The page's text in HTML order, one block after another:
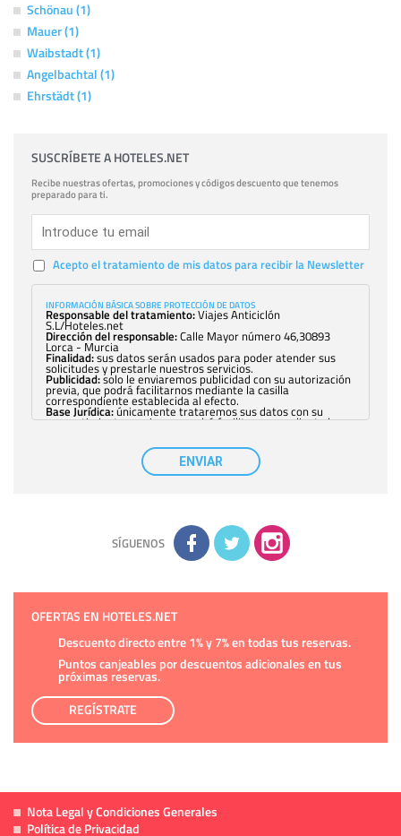
Schönau (1)
Mauer (1)
Waibstadt (1)
Angelbachtal (1)
Ehrstädt (1)
SUSCRÍBETE A HOTELES.NET
Recibe nuestras ofertas, promociones y códigos descuento que tenemos
preparado para ti.
Acepto el tratamiento de mis datos para recibir la Newsletter
INFORMACIÓN BÁSICA SOBRE PROTECCIÓN DE DATOS
Responsable del tratamiento:Viajes Anticiclón
S.L/Hoteles.net
Dirección del responsable:Calle Mayor número 46,30893
Lorca - Murcia
Finalidad:sus datos serán usados para poder atender sus
solicitudes y prestarle nuestros servicios.
Publicidad:solo le enviaremos publicidad con su autorización
previa, que podrá facilitarnos mediante la casilla
correspondiente establecida al efecto.
Base Jurídica:únicamente trataremos sus datos con su
consentimiento previo, que podrá facilitarnos mediante la
con carácter general, sólo el personal de
nuestra entidad que esté debidamente autorizado podrá
tener conocimiento de la información que le pedimos. No se
comunicarán datos a terceros.
adicional y detallada sobre cómo tratamos sus datos en la
política de privacidad
ENVIAR
SÍGUENOS
OFERTAS EN HOTELES.NET
Descuento directo entre 1% y 7% en todas tus reservas.
Puntos canjeables por descuentos adicionales en tus
próximas reservas.
REGÍSTRATE
Nota Legal y Condiciones Generales
Política de Privacidad